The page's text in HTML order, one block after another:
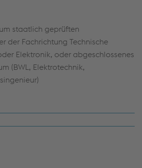
Projektarbeitspaketen
und Nachbestellungen
sicherstellen der Abläufe bei
Montage auf der Baustelle
staatlich geprüften
der Fachrichtung Technische
Elektronik, oder abgeschlossenes
(BWL, Elektrotechnik,
Erfahrungen
eine strukturierte und